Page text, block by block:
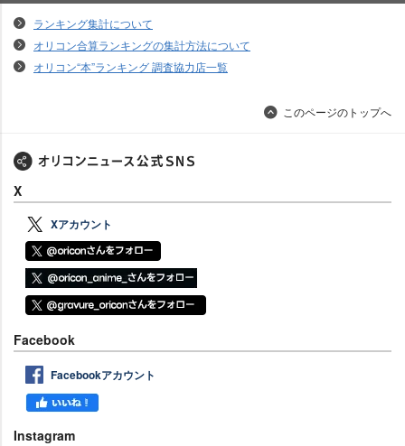
ランキング集計について
オリコン合算ランキングの集計方法について
オリコン“本”ランキング 調査協力店一覧
このページのトップへ
X
Xアカウント
Facebook
Facebookアカウント
Instagram